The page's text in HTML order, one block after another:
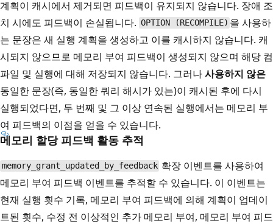
계획이 캐시에서 제거되면 피드백이 유지되지 않습니다. 장애 조
치 시에도 피드백이 손실됩니다. OPTION (RECOMPILE) 을 사용하
는 문장은 새 실행 계획을 생성하고 이를 캐시하지 않습니다. 캐
시되지 않으므로 메모리 부여 피드백이 생성되지 않으며 해당 컴
파일 및 실행에 대해 저장되지 않습니다. 그러나사용하지 않은
동일한 문장(즉, 동일한 쿼리 해시가 있는)이 캐시된 후에 다시
실행되었다면, 두 번째 및 그 이상 연속된 실행에서는 메모리 부
여 피드백의 이점을 얻을 수 있습니다.
메모리 할당 피드백 활동 추적
memory_grant_updated_by_feedback 확장 이벤트를 사용하여
메모리 부여 피드백 이벤트를 추적할 수 있습니다. 이 이벤트는
현재 실행 횟수 기록, 메모리 부여 피드백에 의해 계획이 업데이
트된 횟수, 수정 전 이상적인 추가 메모리 부여, 메모리 부여 피드